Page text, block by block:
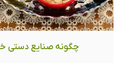
چگونه صنایع دستی